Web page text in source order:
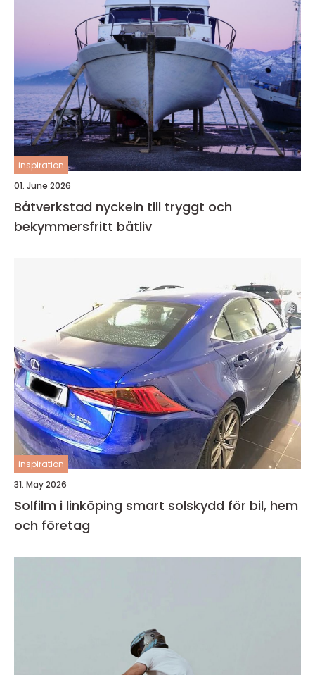
inspiration
01. June 2026
Båtverkstad nyckeln till tryggt och
bekymmersfritt båtliv
inspiration
31. May 2026
Solfilm i linköping smart solskydd för bil, hem
och företag